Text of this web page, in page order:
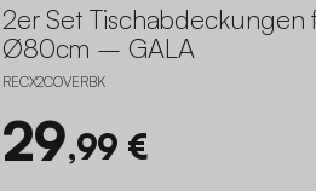
2er Set Tischabdeckungen
Ø80cm – GALA
RECX2COVERBK
29,99 €